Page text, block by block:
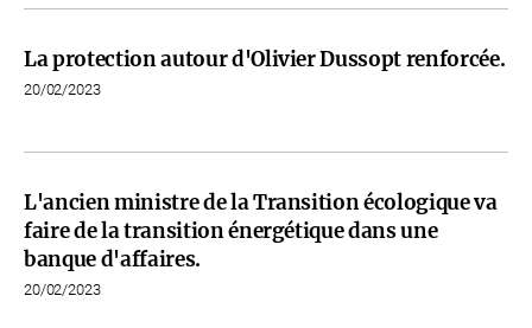
La protection autour d'Olivier Dussopt renforcée.
20/02/2023
L'ancien ministre de la Transition écologique va
faire de la transition énergétique dans une
banque d'affaires.
20/02/2023